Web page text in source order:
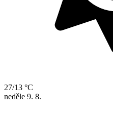
27/13 °C
neděle 9. 8.